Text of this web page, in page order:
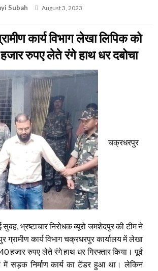
Subah
Posted
August 3, 2023
कार्य विभाग लेखा लिपिक को
रुपए लेते रंगे हाथ धर दबोचा
चक्रधरपुर
सुबह, भ्रष्टाचार निरोधक ब्यूरो जमशेदपुर की टीम ने
ग्रामीण कार्य विभाग चक्रधरपुर कार्यालय में लेखा
हजार रुपए लेते रंगे हाथ धर गिरफ्तार किया। पूर्व
में सड़क निर्माण कार्य का टेंडर हुआ था। लेकिन